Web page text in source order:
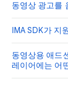
동영상 광고를
IMA SDK가 지
동영상용 애드
레이어에는 어